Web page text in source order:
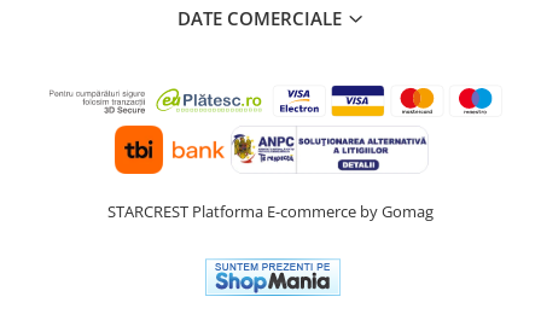
DATE COMERCIALE
STARCREST Platforma E-commerce by Gomag